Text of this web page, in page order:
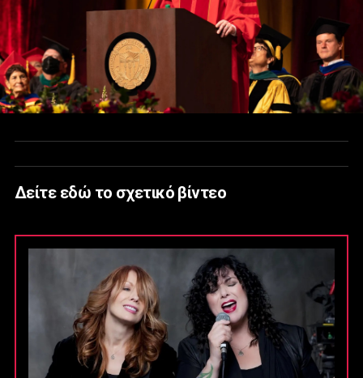
Δείτε εδώ το σχετικό βίντεο